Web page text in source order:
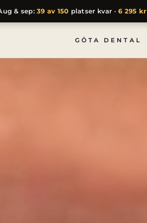
GÖTA DENTAL
& sep:39 av 150 platser kvar ·6 295 kr